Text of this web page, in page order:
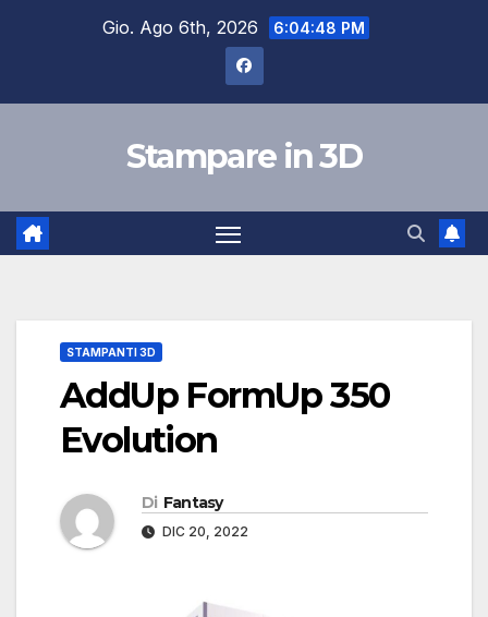
Gio. Ago 6th, 2026 6:04:49 PM
Stampare in 3D
STAMPANTI 3D
AddUp FormUp 350
Evolution
Di Fantasy
DIC 20, 2022